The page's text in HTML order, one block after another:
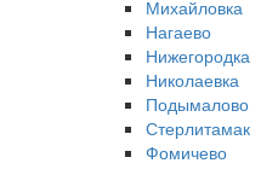
Михайловка
Нагаево
Нижегородка
Николаевка
Подымалово
Стерлитамак
Фомичево